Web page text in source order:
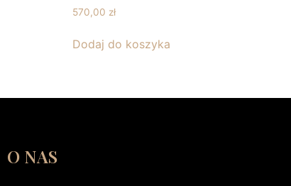
570,00 zł
Dodaj do koszyka
O NAS